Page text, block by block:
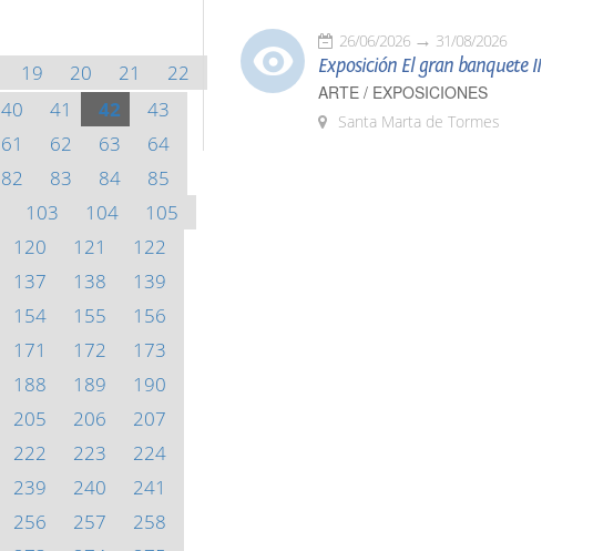
19 20 21
22
40 41 42
43
61 62 63
64
82 83 84
85
103 104
105
120 121
122
137 138
139
154 155
156
171 172
173
188 189
190
205 206
207
222 223
224
239 240
241
256 257
258
26/06/2026 31/08/2026
Exposición El gran banquete II
ARTE / EXPOSICIONES
Santa Marta de Tormes